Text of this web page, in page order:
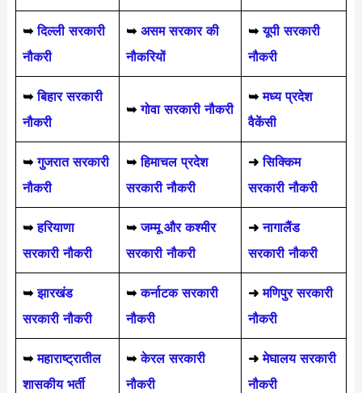
➥ दिल्ली सरकारी
नौकरी
➥ असम सरकार की
नौकरियों
➥ यूपी सरकारी
नौकरी
➥बिहार सरकारी
नौकरी
➥गोवा सरकारी नौकरी
➥ मध्य प्रदेश
वैकेंसी
➥ गुजरात सरकारी
नौकरी
➥हिमाचल प्रदेश
सरकारी नौकरी
➜ सिक्किम
सरकारी नौकरी
➥हरियाणा
सरकारी नौकरी
➥जम्मू और कश्मीर
सरकारी नौकरी
➜ नागालैंड
सरकारी नौकरी
➥ झारखंड
सरकारी नौकरी
➥ कर्नाटक सरकारी
नौकरी
➜ मणिपुर सरकारी
नौकरी
➥ महाराष्ट्रातील
शासकीय भर्ती
➥ केरल सरकारी
नौकरी
➜ मेघालय सरकारी
नौकरी